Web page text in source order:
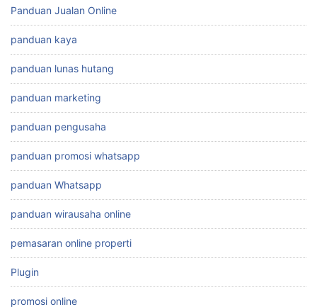
Panduan Jualan Online
panduan kaya
panduan lunas hutang
panduan marketing
panduan pengusaha
panduan promosi whatsapp
panduan Whatsapp
panduan wirausaha online
pemasaran online properti
Plugin
promosi online